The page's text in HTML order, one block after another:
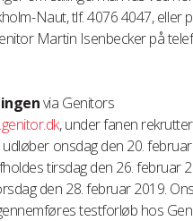
Naut, tlf. 4076 4047, eller
Martin Isenbecker på
via Genitors
, under fanen
onsdag den 20.
tirsdag den 26. februar
den 28. februar 2019.
testforløb hos